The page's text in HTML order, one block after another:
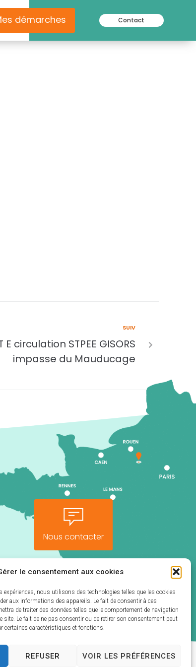
le consentement aux cookies
expériences, nous utilisons des technologies telles que les cookies
aux informations des appareils. Le fait de consentir à ces
de traiter des données telles que le comportement de navigation
site. Le fait de ne pas consentir ou de retirer son consentement peut
certaines caractéristiques et fonctions.
REFUSER VOIR LES PRÉFÉRENCES
démarches Contact
Asso
SUIV
E circulation STPEE GISORS
impasse du Mauducage
Nous contacter
Traitement de données personnelles